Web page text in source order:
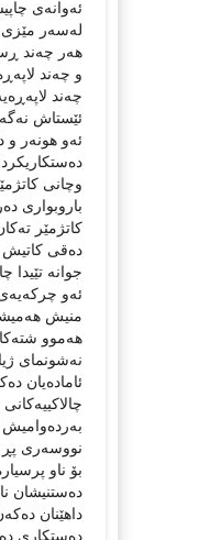
ئەوانەی
لەسەر مێزی
هەر چەند
و چەند
چەند
ئێستاش
ئەو هونەر و
وچانی
باروبواری
كاتژمێر
دەقی
جوانە تێیدا
ئەو
منیش
هەموو
نەشونمای
ئامادەیان
نووسەری پڕ
بۆ ناو
دەستنیشان
داهێنان
دەستكاری